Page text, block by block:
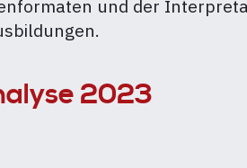
und der
2023